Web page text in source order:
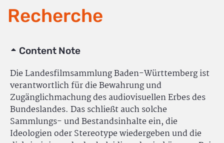
Recherche
Content Note
Die Landesfilmsammlung Baden-Württemberg ist
verantwortlich für die Bewahrung und
Zugänglichmachung des audiovisuellen Erbes des
Bundeslandes. Das schließt auch solche
Sammlungs- und Bestandsinhalte ein, die
Ideologien oder Stereotype wiedergeben und die